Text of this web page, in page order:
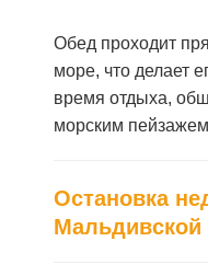
Обед проходит
море, что делает
время отдыха,
морским
Остановка
Мальдивской